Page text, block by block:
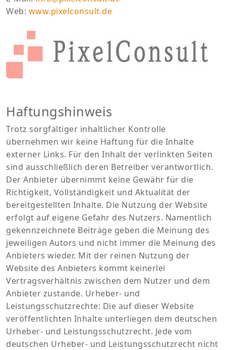
Web: www.pixelconsult.de
Haftungshinweis
Trotz sorgfältiger inhaltlicher Kontrolle
übernehmen wir keine Haftung für die Inhalte
externer Links. Für den Inhalt der verlinkten Seiten
sind ausschließlich deren Betreiber verantwortlich.
Der Anbieter übernimmt keine Gewähr für die
Richtigkeit, Vollständigkeit und Aktualität der
bereitgestellten Inhalte. Die Nutzung der Website
erfolgt auf eigene Gefahr des Nutzers. Namentlich
gekennzeichnete Beiträge geben die Meinung des
jeweiligen Autors und nicht immer die Meinung des
Anbieters wieder. Mit der reinen Nutzung der
Website des Anbieters kommt keinerlei
Vertragsverhältnis zwischen dem Nutzer und dem
Anbieter zustande. Urheber- und
Leistungsschutzrechte: Die auf dieser Website
veröffentlichten Inhalte unterliegen dem deutschen
Urheber- und Leistungsschutzrecht. Jede vom
deutschen Urheber- und Leistungsschutzrecht nicht